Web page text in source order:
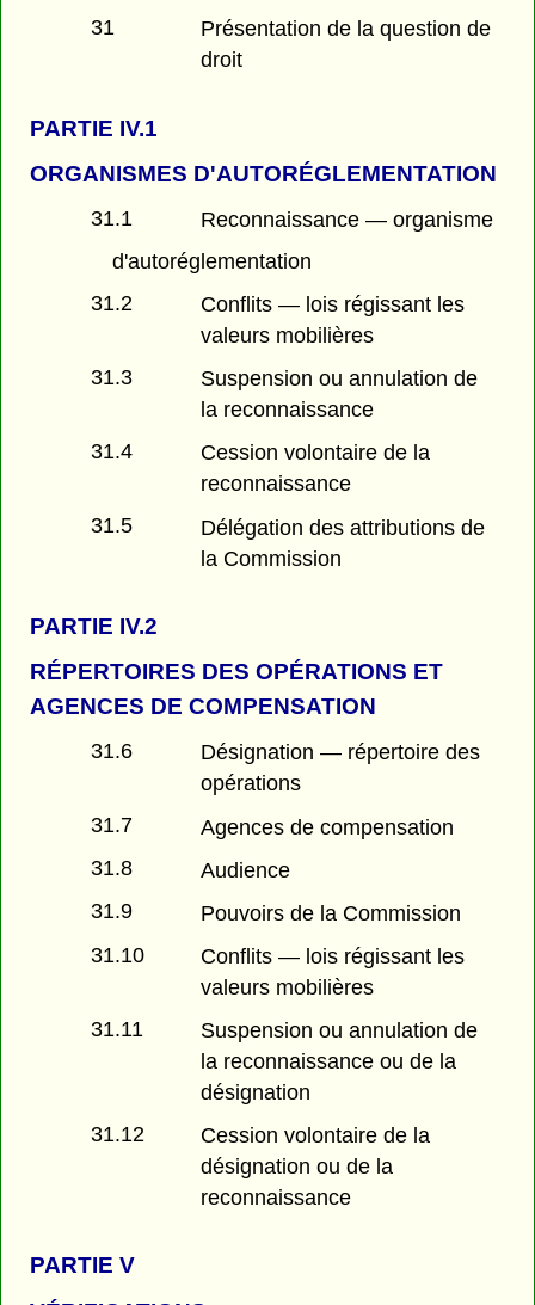
31
Présentation de la question de
droit
PARTIE IV.1
ORGANISMES D'AUTORÉGLEMENTATION
31.1
Reconnaissance — organisme
d'autoréglementation
31.2
Conflits — lois régissant les
valeurs mobilières
31.3
Suspension ou annulation de
la reconnaissance
31.4
Cession volontaire de la
reconnaissance
31.5
Délégation des attributions de
la Commission
PARTIE IV.2
RÉPERTOIRES DES OPÉRATIONS ET
AGENCES DE COMPENSATION
31.6
Désignation — répertoire des
opérations
31.7
Agences de compensation
31.8
Audience
31.9
Pouvoirs de la Commission
31.10
Conflits — lois régissant les
valeurs mobilières
31.11
Suspension ou annulation de
la reconnaissance ou de la
désignation
31.12
Cession volontaire de la
désignation ou de la
reconnaissance
PARTIEV